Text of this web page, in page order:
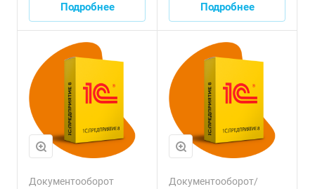
Подробнее Подробнее
Документооборот
Документооборот/